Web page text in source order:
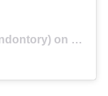
on Feb 1,